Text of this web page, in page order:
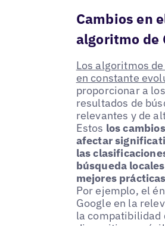
Cambios en
algoritmo de
Los algoritmos
en constante
proporcionar a
resultados de
relevantes y de
Estos los
afectar
las
búsqueda
mejores
Por ejemplo, el
Google en la
la compatibilidad